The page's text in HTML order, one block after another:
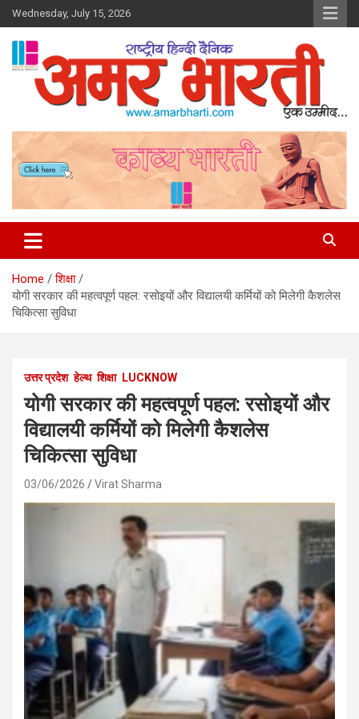
Skip
to
content
Wednesday, July 15, 2026
Amar Bharti Media Group
Home
शिक्षा
योगी सरकार की महत्वपूर्ण पहल: रसोइयों और विद्यालयी कर्मियों को मिलेगी कैशलेस
चिकित्सा सुविधा
उत्तर प्रदेश हेल्थ शिक्षा LUCKNOW
योगी सरकार की महत्वपूर्ण पहल: रसोइयों और
विद्यालयी कर्मियों को मिलेगी कैशलेस
चिकित्सा सुविधा
03/06/2026 Virat Sharma